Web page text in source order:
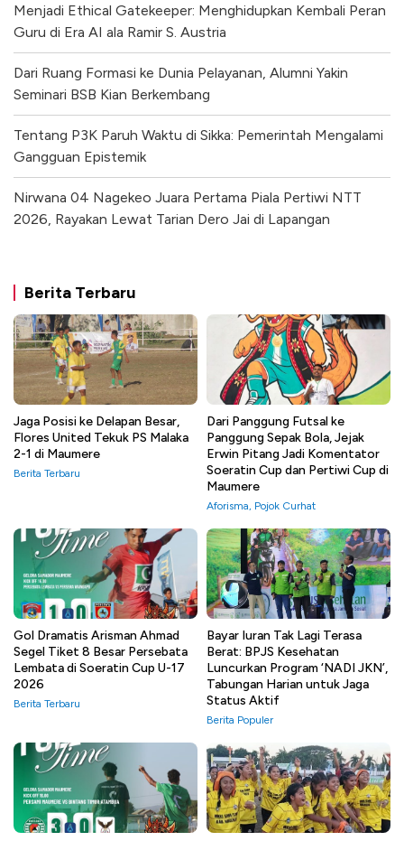
Menjadi Ethical Gatekeeper: Menghidupkan Kembali Peran
Guru di Era AI ala Ramir S. Austria
Dari Ruang Formasi ke Dunia Pelayanan, Alumni Yakin
Seminari BSB Kian Berkembang
Tentang P3K Paruh Waktu di Sikka: Pemerintah Mengalami
Gangguan Epistemik
Nirwana 04 Nagekeo Juara Pertama Piala Pertiwi NTT
2026, Rayakan Lewat Tarian Dero Jai di Lapangan
Berita Terbaru
Jaga Posisi ke Delapan Besar,
Flores United Tekuk PS Malaka
2-1 di Maumere
Berita Terbaru
Dari Panggung Futsal ke
Panggung Sepak Bola, Jejak
Erwin Pitang Jadi Komentator
Soeratin Cup dan Pertiwi Cup di
Maumere
Aforisma, Pojok Curhat
Gol Dramatis Arisman Ahmad
Segel Tiket 8 Besar Persebata
Lembata di Soeratin Cup U-17
2026
Berita Terbaru
Bayar Iuran Tak Lagi Terasa
Berat: BPJS Kesehatan
Luncurkan Program ‘NADI JKN’,
Tabungan Harian untuk Jaga
Status Aktif
Berita Populer